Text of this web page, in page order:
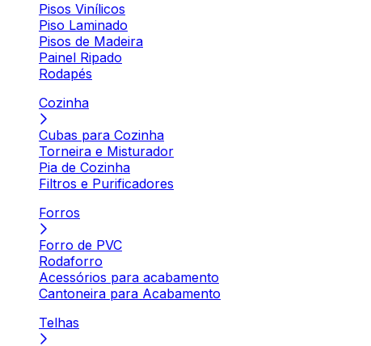
Pisos Vinílicos
Piso Laminado
Pisos de Madeira
Painel Ripado
Rodapés
Cozinha
Cubas para Cozinha
Torneira e Misturador
Pia de Cozinha
Filtros e Purificadores
Forros
Forro de PVC
Rodaforro
Acessórios para acabamento
Cantoneira para Acabamento
Telhas